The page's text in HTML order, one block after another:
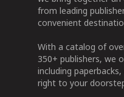
from leading
convenient
With a catalog of
350+ publishers, we
including
right to your